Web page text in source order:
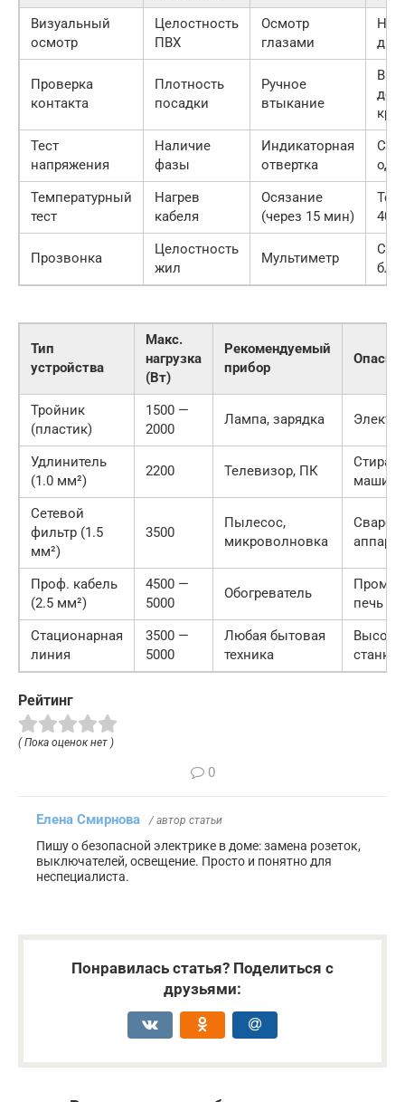
Визуальный
осмотр
Целостность
ПВХ
Осмотр
глазами
Нет
дыр
Проверка
контакта
Плотность
посадки
Ручное
втыкание
Тест
напряжения
Наличие
фазы
Индикаторная
отвертка
Температурный
тест
Нагрев
кабеля
Осязание
(через 15 мин)
40-
Прозвонка
Целостность
жил
Мультиметр
Тип
устройства
Макс.
нагрузка
(Вт)
Рекомендуемый
прибор
Тройник
(пластик)
1500 —
2000
Лампа, зарядка
Удлинитель
(1.0 мм²)
2200 Телевизор, ПК
машина
Сетевой
фильтр (1.5
мм²)
3500
Пылесос,
микроволновка
аппарат
Проф. кабель
(2.5 мм²)
4500 —
5000
Обогреватель
печь
Стационарная
линия
3500 —
5000
Любая бытовая
техника
станки
Рейтинг
( Пока оценок нет )
0
Елена Смирнова / автор статьи
Пишу о безопасной электрике в доме: замена розеток,
выключателей, освещение. Просто и понятно для
неспециалиста.
Понравилась статья? Поделиться с
друзьями: